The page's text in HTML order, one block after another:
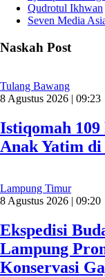
Qudrotul Ikhwan
Seven Media
Naskah Post
Tulang Bawang
8 Agustus 2026 | 09:23
Istiqomah 109
Anak Yatim
Lampung Timur
8 Agustus 2026 | 09:20
Ekspedisi
Lampung
Konservasi